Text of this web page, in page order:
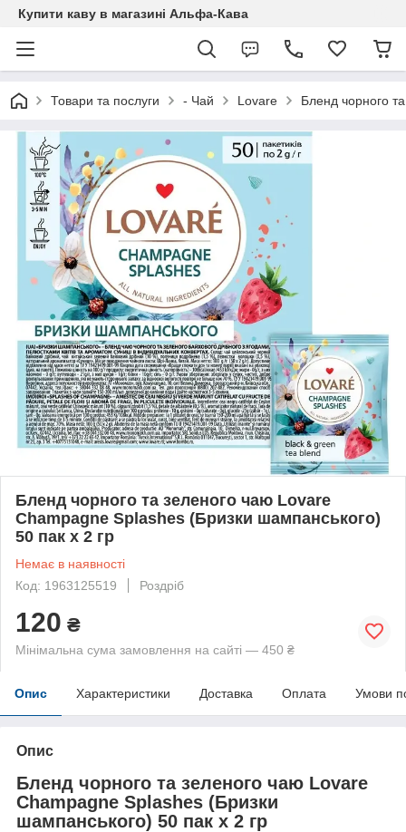
Купити каву в магазині Альфа-Кава
Товари та послуги - Чай Lovare Бленд чорного
Бленд чорного та зеленого чаю Lovare
Champagne Splashes (Бризки шампанського)
50 пак х 2 гр
Немає в наявності
Код: 1963125519
Роздріб
120 ₴
Мінімальна сума замовлення на сайті — 450 ₴
Опис Характеристики Доставка Оплата Умови
Опис
Бленд чорного та зеленого чаю Lovare
Champagne Splashes (Бризки
шампанського) 50 пак х 2 гр